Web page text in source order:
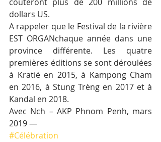
dollars US.
A rappeler que le Festival de la rivière
EST ORGANchaque année dans une
province différente. Les quatre
premières éditions se sont déroulées
à Kratié en 2015, à Kampong Cham
en 2016, à Stung Trèng en 2017 et à
Kandal en 2018.
Avec Nch – AKP Phnom Penh, mars
2019 —
#Célébration